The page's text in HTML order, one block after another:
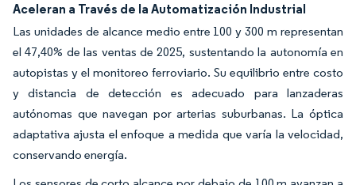
Aceleran a Través de la Automatización Industrial
Las unidades de alcance medio entre 100 y 300 m representan
el 47,40% de las ventas de 2025, sustentando la autonomía en
autopistas y el monitoreo ferroviario. Su equilibrio entre costo
y distancia de detección es adecuado para lanzaderas
autónomas que navegan por arterias suburbanas. La óptica
adaptativa ajusta el enfoque a medida que varía la velocidad,
conservando energía.